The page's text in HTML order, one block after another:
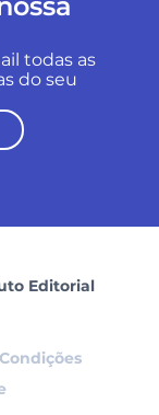
todas as
do seu
Editorial